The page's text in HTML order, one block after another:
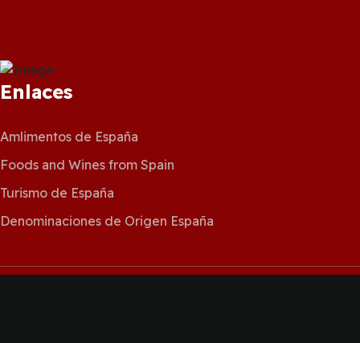
Enlaces
Amlimentos de España
Foods and Wines from Spain
Turismo de España
Denominaciones de Origen España